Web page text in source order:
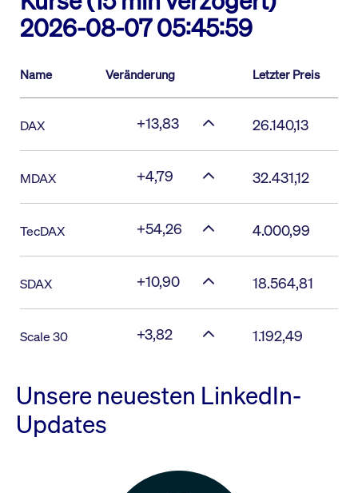
2026-08-07 05:45:59
Name Veränderung Letzter Preis
DAX +13,83 26.140,13
MDAX +4,79 32.431,12
TecDAX +54,26 4.000,99
SDAX +10,90 18.564,81
Scale 30 +3,82 1.192,49
Unsere neuesten LinkedIn-
Updates